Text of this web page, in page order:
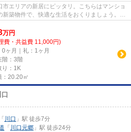
エリアの新居にピッタリ。こちらはマンショ
新築物件で、快適な生活をおくりましょう。ニ
万円
費・共益費 11,000円)
0ヶ月｜礼：1ヶ月
階：3階
り：1K
：20.20㎡
「 川口 」駅 徒歩7分
「 川口元郷 」駅 徒歩24分